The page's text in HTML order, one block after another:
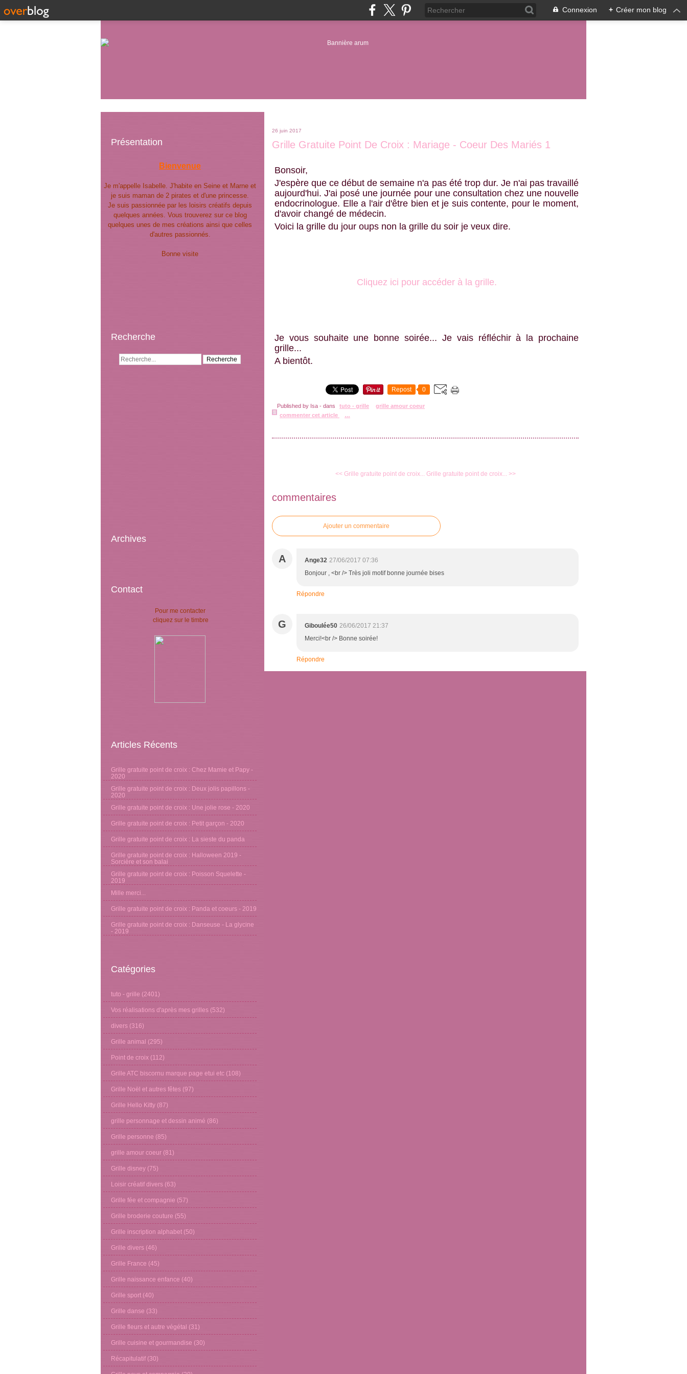
Connexion + Créer mon blog
Présentation
Bienvenue
Je m'appelle Isabelle. J'habite en Seine et Marne et
je suis maman de 2 pirates et d'une princesse.
Je suis passionnée par les loisirs créatifs depuis
quelques années. Vous trouverez sur ce blog
quelques unes de mes créations ainsi que celles
d'autres passionnés.
Bonne visite
Recherche
Archives
Contact
Pour me contacter
cliquez sur le timbre
Articles Récents
Grille gratuite point de croix : Chez Mamie et Papy -
2020
Grille gratuite point de croix : Deux jolis papillons -
2020
Grille gratuite point de croix : Une jolie rose - 2020
Grille gratuite point de croix : Petit garçon - 2020
Grille gratuite point de croix : La sieste du panda
Grille gratuite point de croix : Halloween 2019 -
Sorcière et son balai
Grille gratuite point de croix : Poisson Squelette -
2019
Mille merci...
Grille gratuite point de croix : Panda et coeurs - 2019
Grille gratuite point de croix : Danseuse - La glycine
- 2019
Catégories
tuto - grille (2401)
Vos réalisations d'après mes grilles (532)
divers (316)
Grille animal (295)
Point de croix (112)
Grille ATC biscornu marque page etui etc (108)
Grille Noël et autres fêtes (97)
Grille Hello Kitty (87)
grille personnage et dessin animé (86)
Grille personne (85)
grille amour coeur (81)
Grille disney (75)
Loisir créatif divers (63)
Grille fée et compagnie (57)
Grille broderie couture (55)
Grille inscription alphabet (50)
Grille divers (46)
Grille France (45)
Grille naissance enfance (40)
Grille sport (40)
Grille danse (33)
Grille fleurs et autre végétal (31)
Grille cuisine et gourmandise (30)
Récapitulatif (30)
26 juin 2017
Grille Gratuite Point De Croix : Mariage - Coeur Des Mariés 1
Bonsoir,
J'espère que ce début de semaine n'a pas été trop dur. Je n'ai pas travaillé
aujourd'hui. J'ai posé une journée pour une consultation chez une nouvelle
endocrinologue. Elle a l'air d'être bien et je suis contente, pour le moment,
d'avoir changé de médecin.
Voici la grille du jour oups non la grille du soir je veux dire.
Cliquez ici pour accéder à la grille.
Je vous souhaite une bonne soirée... Je vais réfléchir à la prochaine
grille...
A bientôt.
Repost 0
Published by Isa - dans tuto - grille
grille amour coeur
commenter cet article
…
<< Grille gratuite point de croix... Grille gratuite point de croix... >>
commentaires
Ajouter un commentaire
A Ange32 27/06/2017 07:36
Bonjour , <br /> Très joli motif bonne journée bises
Répondre
G Giboulée50 26/06/2017 21:37
Merci!<br /> Bonne soirée!
Répondre